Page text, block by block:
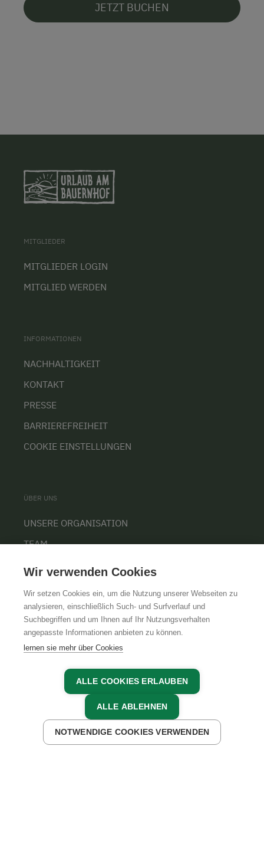
JETZT BUCHEN
JETZT ANFRAGEN JETZT BUCHEN
MITGLIEDER
MITGLIEDER LOGIN
MITGLIED WERDEN
INFORMATIONEN
NACHHALTIGKEIT
KONTAKT
PRESSE
BARRIEREFREIHEIT
COOKIE EINSTELLUNGEN
ÜBER UNS
UNSERE ORGANISATION
TEAM
AGBIMPRESSUMDATENSCHUTZ
Wir verwenden Cookies
Wir setzen Cookies ein, um die Nutzung unserer Webseiten zu
analysieren, einschließlich Such- und Surfverlauf und
Suchbegriffen und um Ihnen auf Ihr Nutzungsverhalten
angepasste Informationen anbieten zu können.
lernen sie mehr über Cookies
ALLE COOKIES ERLAUBEN
ALLE ABLEHNEN
NOTWENDIGE COOKIES VERWENDEN